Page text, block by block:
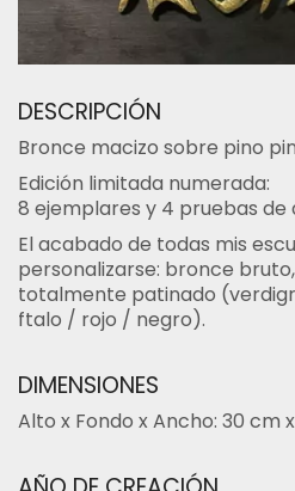
DESCRIPCIÓN
Bronce macizo sobre pino
Edición limitada numerada:
8 ejemplares y 4 pruebas de
El acabado de todas mis
personalizarse: bronce
totalmente patinado
ftalo / rojo / negro).
DIMENSIONES
Alto x Fondo x Ancho: 30 cm